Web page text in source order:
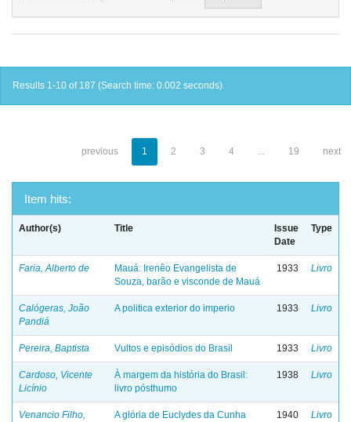
Results 1-10 of 187 (Search time: 0.002 seconds).
previous 1 2 3 4 ... 19 next
Item hits:
Author(s) Title
Issue
Date
Type
Faria, Alberto de
Mauá: Irenêo Evangelista de
Souza, barão e visconde de Mauá
1933 Livro
Calógeras, João
Pandiá
A politica exterior do imperio 1933 Livro
Pereira, Baptista Vultos e episódios do Brasil 1933 Livro
Cardoso, Vicente
Licínio
À margem da história do Brasil:
livro pósthumo
1938 Livro
Venancio Filho,
A glória de Euclydes da Cunha 1940 Livro